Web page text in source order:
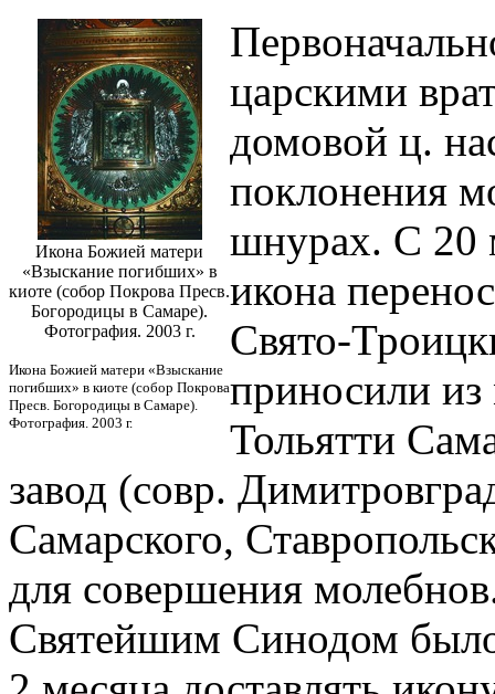
Икона Божией матери
«Взыскание погибших» в
киоте (собор Покрова Пресв.
Богородицы в Самаре).
Фотография. 2003 г.
Икона Божией матери «Взыскание
погибших» в киоте (собор Покрова
Пресв. Богородицы в Самаре).
Фотография. 2003 г.
царскими
домовой ц.
поклонения
шнурах. С 20
икона
Свято-
приносили из
Тольятти
завод (совр.
Самарского,
для совершения
Святейшим Синодом